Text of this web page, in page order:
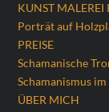
KUNST MALEREI
Porträt auf
PREISE
Schamanische
Schamanismus
ÜBER MICH